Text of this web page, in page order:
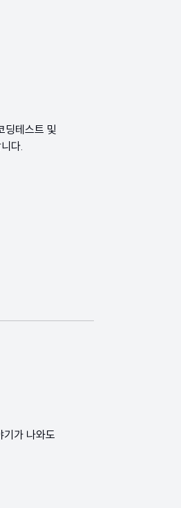
딩테스트 및
다.
가 나와도